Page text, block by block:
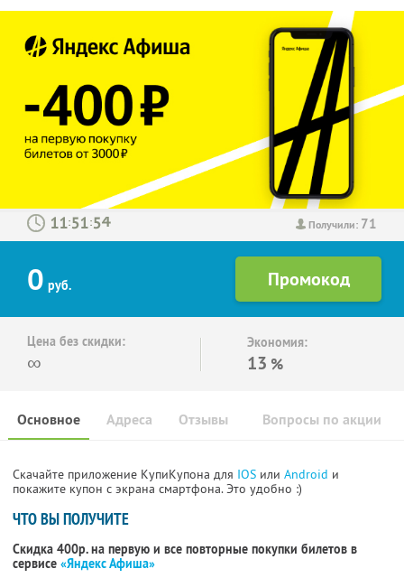
Получили: 71
: :
0 руб.
Цена без скидки:
∞
Экономия:
13 %
Основное Отзывы Вопросы по акции
Адреса
Скачайте приложение КупиКупона для IOS или Android и
покажите купон с экрана смартфона. Это удобно :)
ЧТО ВЫ ПОЛУЧИТЕ
Скидка 400р. на первую и все повторные покупки билетов в
сервисе «Яндекс Афиша»